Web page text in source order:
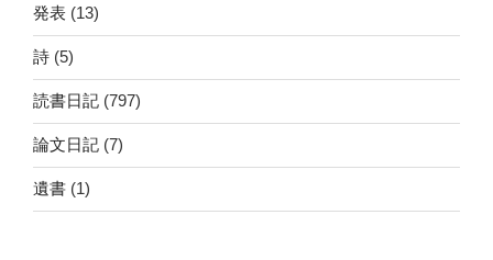
発表 (13)
詩 (5)
読書日記 (797)
論文日記 (7)
遺書 (1)